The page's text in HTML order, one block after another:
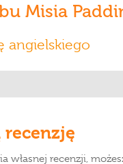
Misia
angielskiego
recenzję
własnej recenzji,